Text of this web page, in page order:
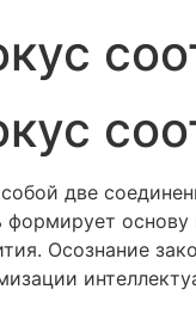
две
Осознание